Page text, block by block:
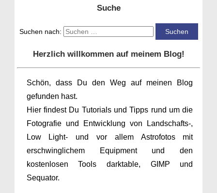
Suche
Suchen nach:
Herzlich willkommen auf meinem Blog!
Schön, dass Du den Weg auf meinen Blog
gefunden hast.
Hier findest Du Tutorials und Tipps rund um die
Fotografie und Entwicklung von Landschafts-,
Low Light- und vor allem Astrofotos mit
erschwinglichem Equipment und den
kostenlosen Tools darktable, GIMP und
Sequator.